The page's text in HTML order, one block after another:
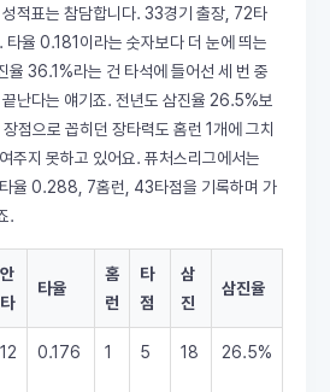
적표는 참담합니다. 33경기 출장, 72타
율 0.181이라는 숫자보다 더 눈에 띄는
율 36.1%라는 건 타석에 들어선 세 번 중
난다는 얘기죠. 전년도 삼진율 26.5%보
점으로 꼽히던 장타력도 홈런 1개에 그치
주지 못하고 있어요. 퓨처스리그에서는
율 0.288, 7홈런, 43타점을 기록하며 가
.
안
타
타율
홈
런
타
점
삼
진
삼진율
12 0.176 1 5 18 26.5%